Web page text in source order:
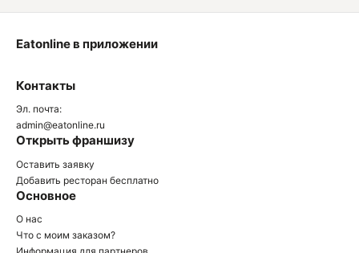
Войти
Контакты
Эл. почта:
admin@eatonline.ru
Открыть франшизу
Оставить заявку
Добавить ресторан бесплатно
Основное
О нас
Что с моим заказом?
Eatonline в приложении